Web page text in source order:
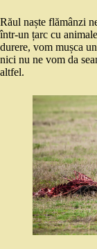
Răul naște flămânzi
într-un țarc cu
durere, vom mușca
nici nu ne vom da
altfel.